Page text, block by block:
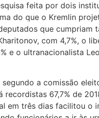
feita por dois
do que o Kremlin
que cumpriam
com 4,7%, o
e o ultranacionalista
a comissão
recordistas 67,7% de
em três dias facilitou o